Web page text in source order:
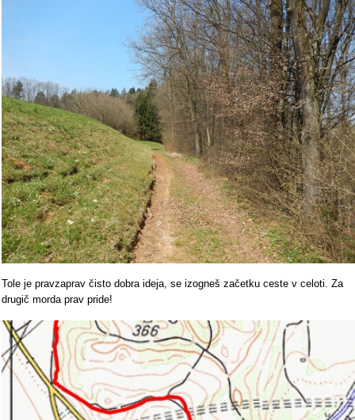
Tole je pravzaprav čisto dobra ideja, se izogneš začetku ceste v celoti. Za
drugič morda prav pride!